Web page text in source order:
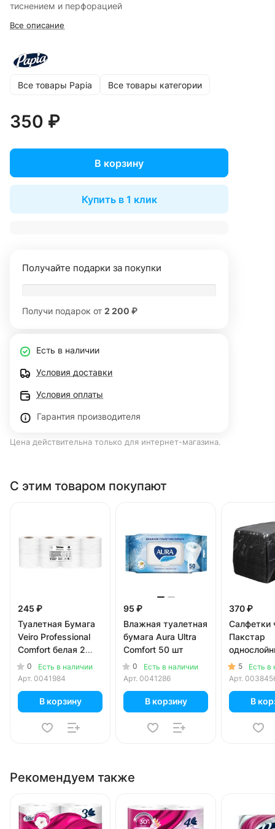
тиснением и перфорацией
Все описание
Все товары Papia Все товары категории
350 ₽
В корзину
Купить в 1 клик
Получайте подарки за покупки
Получи подарок от 2 200 ₽
Есть в наличии
Условия доставки
Условия оплаты
Гарантия производителя
Цена действительна только для интернет-магазина.
С этим товаром покупают
245 ₽
Туалетная Бумага
Veiro Professional
Comfort белая 2
слоя (8 шт)
0
Есть в наличии
Арт. 0041984
В корзину
95 ₽
Влажная туалетная
бумага Aura Ultra
Comfort 50 шт
0
Есть в наличии
Арт. 0041286
В корзину
370 ₽
Салфетки
Пакстар
24х24см
5
Есть в
Арт.
В
Рекомендуем также